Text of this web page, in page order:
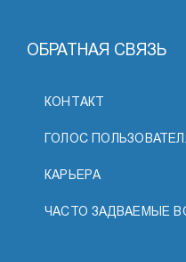
ОБРАТНАЯ СВЯЗЬ
КОНТАКТ
ГОЛОС
КАРЬЕРА
ЧАСТО ЗАДВАЕМЫЕ